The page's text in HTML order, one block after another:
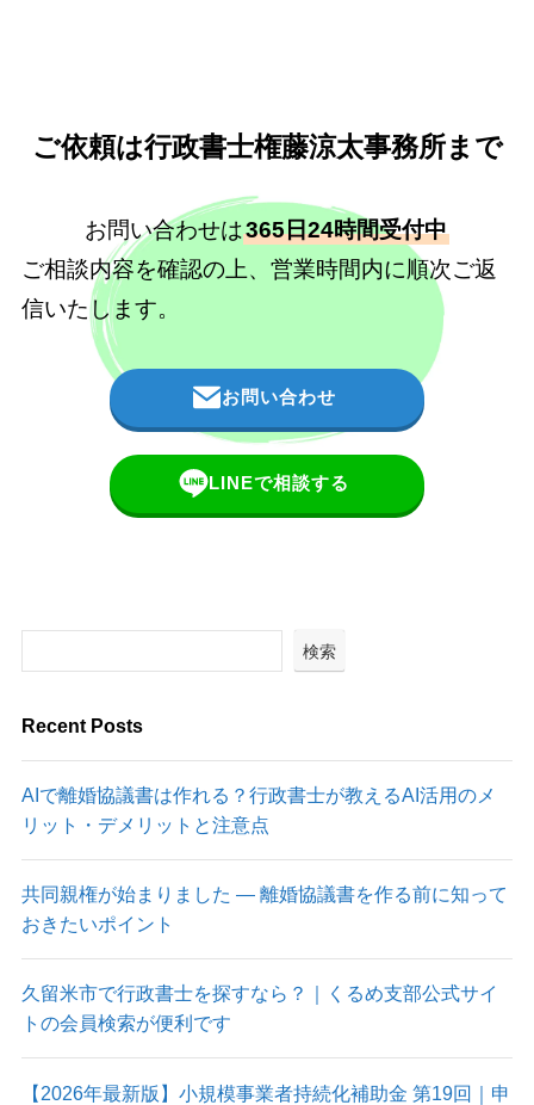
ご依頼は行政書士権藤涼太事務所まで
お問い合わせは365日24時間受付中
ご相談内容を確認の上、営業時間内に順次ご返
信いたします。
お問い合わせ
LINEで相談する
検索
Recent Posts
AIで離婚協議書は作れる？行政書士が教えるAI活用のメ
リット・デメリットと注意点
共同親権が始まりました ― 離婚協議書を作る前に知って
おきたいポイント
久留米市で行政書士を探すなら？｜くるめ支部公式サイ
トの会員検索が便利です
【2026年最新版】小規模事業者持続化補助金 第19回｜申